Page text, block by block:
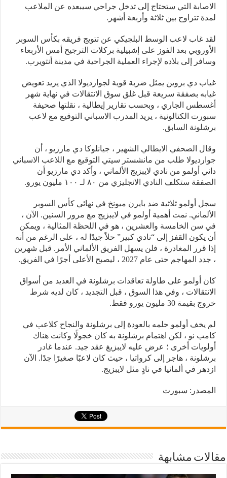
الاصابة التي ستحتاج إلى تدخل جراحي سيبعده عن الملاعب
لمدة تتراوح بين ثلاثة وأربعة أشهر.
لقد غاب لاعب الوسط البلجيكي عن تتويج فريقه بكأس السوبر
الأوروبي بعد الفوز على إشبيلية بركلات الترجيح أمس الأربعاء
وسافر إلى بلاده لإجراء العملية الجراحية في مدينة أنتويرب.
غياب دي بروين يمثل ضربة قوية لجوارديولا الذي يريد تعويض
غيابه بصفقة سريعة قبل غلق سوق الانتقالات في نهاية شهر
أغسطس الجاري ، وبحسب تقارير إيطالية ، نقلتها صحيفة
سبورت الكتالونية ، يريد المدرب الاسباني التوقيع مع لاعب
برشلونة السابق.
وقال الصحفي الايطالي الشهير ، جيانلوكا دي مارزيو ، أن
جوارديولا طلب من مانشستر سيتي التوقيع مع اللاعب الاسباني
داني أولمو من نادي لايبزيج الألماني ، وأكد دي مارزيو أن
الصفقة ستكلف النادي الانجليزي من ٨٠ لـ ١٠٠ مليون يورو.
سجل أولمو ثلاثية ضد بايرن ميونخ في نهائي كأس السوبر
الألماني. نمت أهمية أولمو في لايبزيج مع مرور السنين. الآن ،
في سن الخامسة والعشرين ، هو في اللحظة المثالية ، ويمكن
أن يكون القفز إلى “نادي كبير” حلاً جيدًا له ، على الرغم من أنه
إذا قرر المغادرة ، فلن يسهل الفريق الألماني الأمر. قبل شهرين
، جدد المهاجم حتى عام 2027 ، ليصبح الأعلى أجرًا في الفريق.
كان أولمو على طاولة تعاقدات برشلونة في العديد من أسواق
الانتقالات ، وفي هذا السوق ، قبل التجديد ، كان لديه شرط
خروج بقيمة 30 مليون يورو فقط.
لم يخف أولمو حلمه بالعودة إلى برشلونة والنجاح كلاعب في
كامب نو ، لكن اهتمام برشلونة به كان خجولًا وكانت هناك
أولويات أخرى ؛ عرض عليه لايبزيغ عقد جيد. عندما غادر
برشلونة ، هاجر إلى كرواتيا ، حيث كان لاعبًا صغيرًا جدًا. الآن
ازدهر في ألمانيا في نادٍ مثل لايبزيج.
المصدر: سبورت
مقالات مشابهة